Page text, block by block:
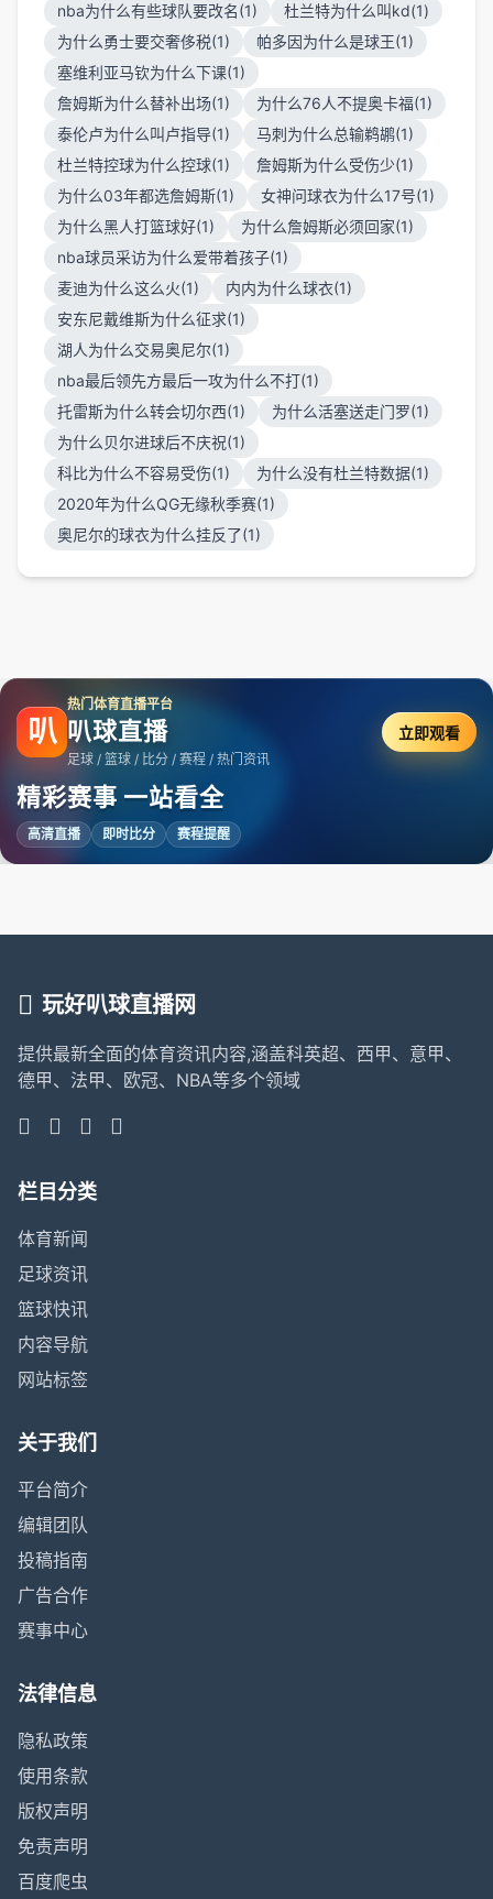
nba为什么有些球队要改名(1)
杜兰特为什么叫kd(1)
为什么勇士要交奢侈税(1)
帕多因为什么是球王(1)
塞维利亚马钦为什么下课(1)
詹姆斯为什么替补出场(1)
为什么76人不提奥卡福(1)
泰伦卢为什么叫卢指导(1)
马刺为什么总输鹈鹕(1)
杜兰特控球为什么控球(1)
詹姆斯为什么受伤少(1)
为什么03年都选詹姆斯(1)
女神问球衣为什么17号(1)
为什么黑人打篮球好(1)
为什么詹姆斯必须回家(1)
nba球员采访为什么爱带着孩子(1)
麦迪为什么这么火(1)
内内为什么球衣(1)
安东尼戴维斯为什么征求(1)
湖人为什么交易奥尼尔(1)
nba最后领先方最后一攻为什么不打(1)
托雷斯为什么转会切尔西(1)
为什么活塞送走门罗(1)
为什么贝尔进球后不庆祝(1)
科比为什么不容易受伤(1)
为什么没有杜兰特数据(1)
2020年为什么QG无缘秋季赛(1)
奥尼尔的球衣为什么挂反了(1)
叭
热门体育直播平台
叭球直播
足球 / 篮球 / 比分 / 赛程 / 热门资讯
精彩赛事 一站看全
高清直播 即时比分 赛程提醒
立即观看
玩好叭球直播网
提供最新全面的体育资讯内容,涵盖科英超、西甲、意甲、
德甲、法甲、欧冠、NBA等多个领域
栏目分类
体育新闻
足球资讯
篮球快讯
内容导航
网站标签
关于我们
平台简介
编辑团队
投稿指南
广告合作
赛事中心
法律信息
隐私政策
使用条款
版权声明
免责声明
百度爬虫